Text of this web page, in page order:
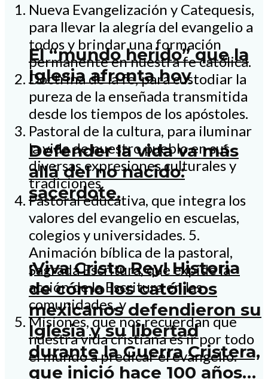
El “mundo herido” que la
Iglesia afronta hoy
Defender la vida va más
allá del no nacido:
sacerdote.
¡Viva Cristo Rey! Historia
de cómo los católicos
mexicanos defendieron su
Iglesia y su libertad
durante la Guerra Cristera,
que inició hace 100 años…
Nueva Evangelización y Catequesis,
para llevar la alegría del evangelio a
todos y brindar una formación
permanente en nuestra fe católica.
Doctrina de la fe, para custodiar la
pureza de la enseñada transmitida
desde los tiempos de los apóstoles.
Pastoral de la cultura, para iluminar
la vida de nuestro pueblo en sus
diversas expresiones culturales y
tradiciones.
Pastoral educativa, que integra los
valores del evangelio en escuelas,
colegios y universidades. 5.
Animación bíblica de la pastoral,
Sagrada Escritura, que expide la
acción de la Escritura en las
comunidades, y
Misiones, que nos recuerdan que
nuestra vida cristiana es ir por todo
el mundo a predicar el evangelio.